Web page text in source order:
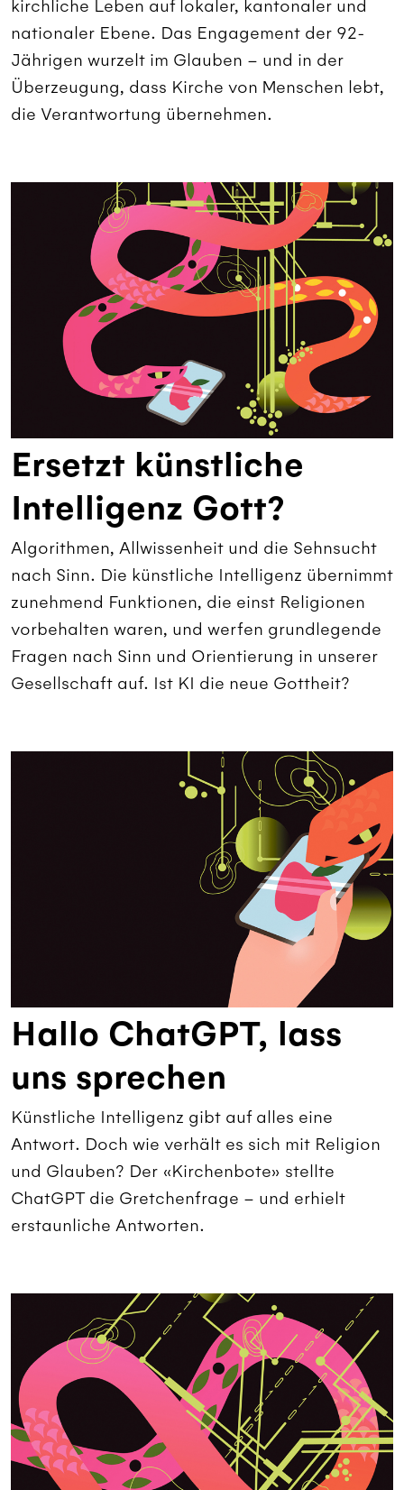
kirchliche Leben auf lokaler, kantonaler und
nationaler Ebene. Das Engagement der 92-
Jährigen wurzelt im Glauben – und in der
Überzeugung, dass Kirche von Menschen lebt,
die Verantwortung übernehmen.
Ersetzt künstliche
Intelligenz Gott?
Algorithmen, Allwissenheit und die Sehnsucht
nach Sinn. Die künstliche Intelligenz übernimmt
zunehmend Funktionen, die einst Religionen
vorbehalten waren, und werfen grundlegende
Fragen nach Sinn und Orientierung in unserer
Gesellschaft auf. Ist KI die neue Gottheit?
Hallo ChatGPT, lass
uns sprechen
Künstliche Intelligenz gibt auf alles eine
Antwort. Doch wie verhält es sich mit Religion
und Glauben? Der «Kirchenbote» stellte
ChatGPT die Gretchenfrage – und erhielt
erstaunliche Antworten.